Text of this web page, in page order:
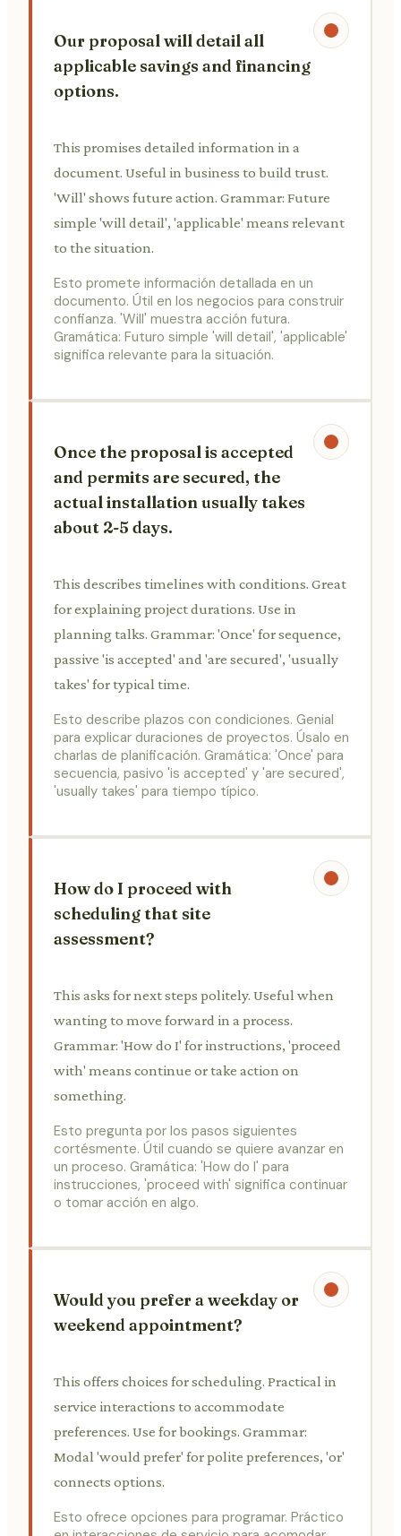
Our proposal will detail all
applicable savings and financing
options.
This promises detailed information in a
document. Useful in business to build trust.
'Will' shows future action. Grammar: Future
simple 'will detail', 'applicable' means relevant
to the situation.
Esto promete información detallada en un
documento. Útil en los negocios para construir
confianza. 'Will' muestra acción futura.
Gramática: Futuro simple 'will detail', 'applicable'
significa relevante para la situación.
Once the proposal is accepted
and permits are secured, the
actual installation usually takes
about 2-5 days.
This describes timelines with conditions. Great
for explaining project durations. Use in
planning talks. Grammar: 'Once' for sequence,
passive 'is accepted' and 'are secured', 'usually
takes' for typical time.
Esto describe plazos con condiciones. Genial
para explicar duraciones de proyectos. Úsalo en
charlas de planificación. Gramática: 'Once' para
secuencia, pasivo 'is accepted' y 'are secured',
'usually takes' para tiempo típico.
How do I proceed with
scheduling that site
assessment?
This asks for next steps politely. Useful when
wanting to move forward in a process.
Grammar: 'How do I' for instructions, 'proceed
with' means continue or take action on
something.
Esto pregunta por los pasos siguientes
cortésmente. Útil cuando se quiere avanzar en
un proceso. Gramática: 'How do I' para
instrucciones, 'proceed with' significa continuar
o tomar acción en algo.
Would you prefer a weekday or
weekend appointment?
This offers choices for scheduling. Practical in
service interactions to accommodate
preferences. Use for bookings. Grammar:
Modal 'would prefer' for polite preferences, 'or'
connects options.
Esto ofrece opciones para programar. Práctico